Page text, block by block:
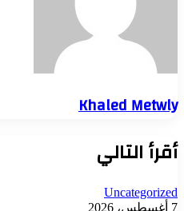
Khaled Metwly
أقرأ التالي
Uncategorized
7 أغسطس، 2026